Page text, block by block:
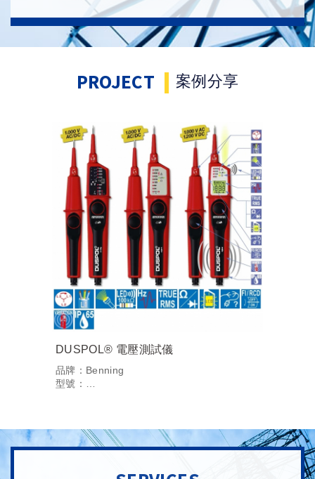
PROJECT 案例分享
DUSPOL® 電壓測試儀
品牌：Benning
型號：